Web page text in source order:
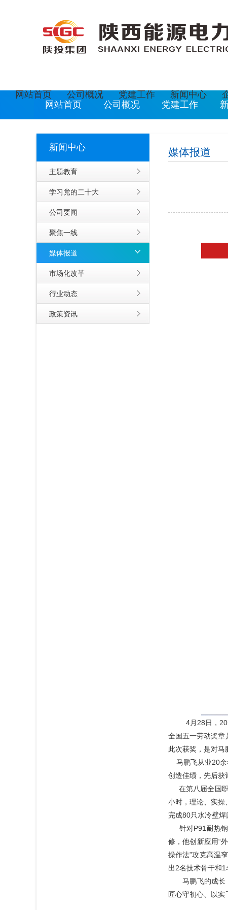
网站首页 公司概况 党建工作 新闻中心
网站首页
公司概况 党建工作
新闻中心
主题教育
学习党的二十大
公司要闻
聚焦一线
媒体报道
市场化改革
行业动态
政策资讯
媒体报道
4月28日，
全国五一劳动奖章
此次获奖，是对马
马鹏飞从业20余
创造佳绩，先后获
在第八届全国职
小时，理论、实操
完成80只水冷壁焊
针对P91耐热钢
修，他创新应用“
操作法”攻克高温
出2名技术骨干和1
马鹏飞的成长，
匠心守初心、以实